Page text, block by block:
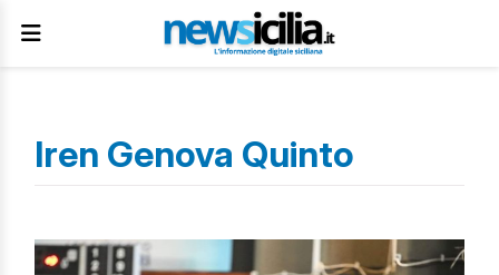
Iren Genova Quinto